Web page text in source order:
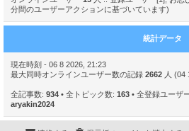
分間のユーザーアクションに基づいています)
統計データ
現在時刻 - 06 8 2026, 21:23
最大同時オンラインユーザー数の記録 2662 人 (04
全記事数: 934 • 全トピック数: 163 • 全登録ユーザ
aryakin2024